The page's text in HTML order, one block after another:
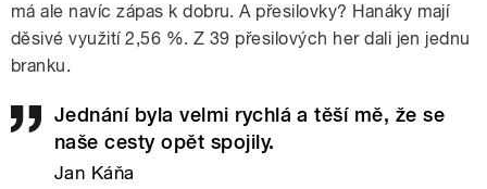
má ale navíc zápas k dobru. A přesilovky? Hanáky mají
děsivé využití 2,56 %. Z 39 přesilových her dali jen jednu
branku.
Jednání byla velmi rychlá a těší mě, že se
naše cesty opět spojily.
Jan Káňa